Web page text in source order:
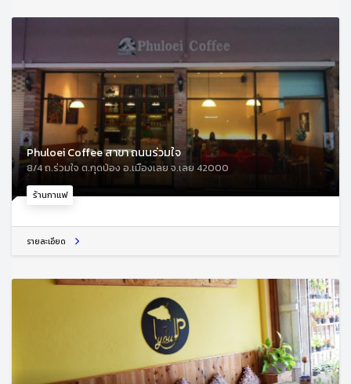
ร้านกาแฟ
Phuloei Coffee สาขา ถนนร่วมใจ
8/4 ถ.ร่วมใจ ต.กุดป่อง อ.เมืองเลย จ.เลย 42000
รายละเอียด